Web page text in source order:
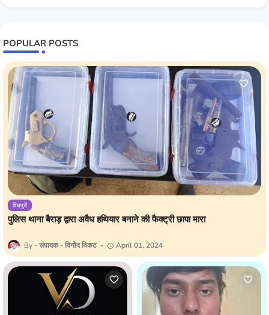
POPULAR POSTS
शिवपुरी
पुलिस थाना बैराड़ द्वारा अवैध हथियार बनाने की फैक्ट्री छापा मारा
संपादक - विनोद विकट April 01, 2024